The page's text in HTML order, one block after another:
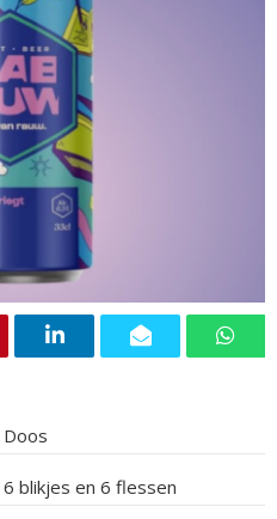
Doos
6 blikjes en 6 flessen